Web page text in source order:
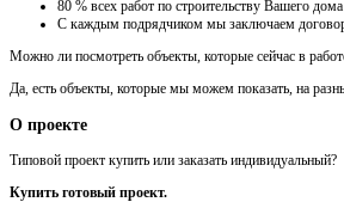
80 % всех работ по строительству Вашего
С каждым подрядчиком мы заключаем договор,
Можно ли посмотреть объекты, которые сейчас в
Да, есть объекты, которые мы можем показать, на
О проекте
Типовой проект купить или заказать индивидуальный?
Купить готовый проект.